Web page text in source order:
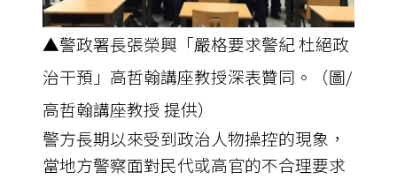
▲警政署長張榮興「嚴格要求警紀 杜絕政
治干預」高哲翰講座教授深表贊同。（圖/
高哲翰講座教授 提供）
警方長期以來受到政治人物操控的現象，
當地方警察面對民代或高官的不合理要求